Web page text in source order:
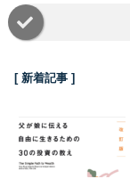
[ 新着記事 ]